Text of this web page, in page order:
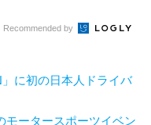
Recommended by
に初の日本人ドライバ
モータースポーツイベン